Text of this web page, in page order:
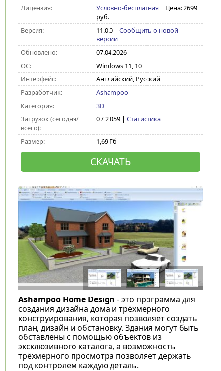
Лицензия:
Условно-бесплатная | Цена: 2699
руб.
Версия:
11.0.0| Сообщить о новой
версии
Обновлено:
07.04.2026
ОС:
Windows 11, 10
Интерфейс:
Английский, Русский
Разработчик:
Ashampoo
Категория:
3D
Загрузок (сегодня/
всего):
0 / 2 059 | Статистика
Размер: 1,69 Гб
СКАЧАТЬ
Ashampoo Home Design - это программа для
создания дизайна дома и трёхмерного
конструирования, которая позволяет создать
план, дизайн и обстановку. Здания могут быть
обставлены с помощью объектов из
эксклюзивного каталога, а возможность
трёхмерного просмотра позволяет держать
под контролем каждую деталь.